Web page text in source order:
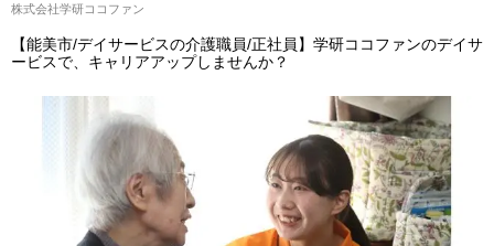
株式会社学研ココファン
【能美市/デイサービスの介護職員/正社員】学研ココファンのデイサ
ービスで、キャリアアップしませんか？